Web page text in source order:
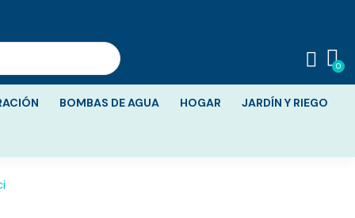
BOMBAS DE AGUA HOGAR JARDÍN Y RIEGO